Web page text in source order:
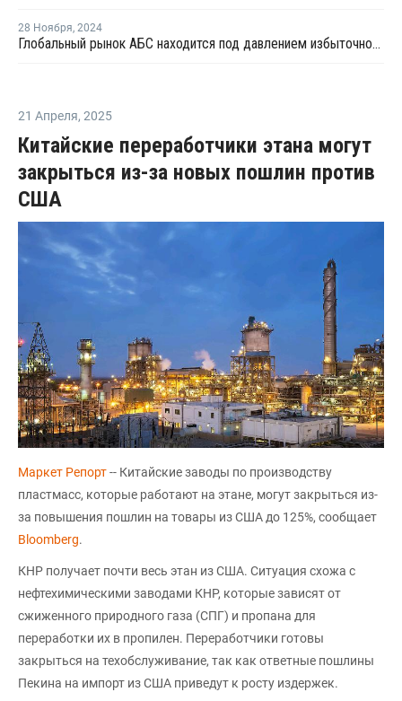
28 Ноября, 2024
Глобальный рынок АБС находится под давлением избыточного предложения и слабого спроса
21 Апреля, 2025
Китайские переработчики этана могут
закрыться из-за новых пошлин против
США
Маркет Репорт-- Китайские заводы по производству
пластмасс, которые работают на этане, могут закрыться из-
за повышения пошлин на товары из США до 125%, сообщает
Bloomberg.
КНР получает почти весь этан из США. Ситуация схожа с
нефтехимическими заводами КНР, которые зависят от
сжиженного природного газа (СПГ) и пропана для
переработки их в пропилен. Переработчики готовы
закрыться на техобслуживание, так как ответные пошлины
Пекина на импорт из США приведут к росту издержек.